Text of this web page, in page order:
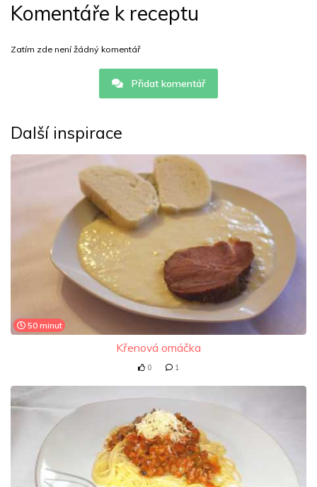
Komentáře k receptu
Zatím zde není žádný komentář
Přidat komentář
Další inspirace
50 minut
Křenová omáčka
0 1